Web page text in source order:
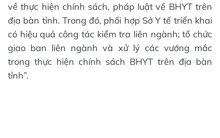
về thực hiện chính sách, pháp luật về BHYT trên
địa bàn tỉnh. Trong đó, phối hợp Sở Y tế triển khai
có hiệu quả công tác kiểm tra liên ngành; tổ chức
giao ban liên ngành và xử lý các vướng mắc
trong thực hiện chính sách BHYT trên địa bàn
tỉnh”.